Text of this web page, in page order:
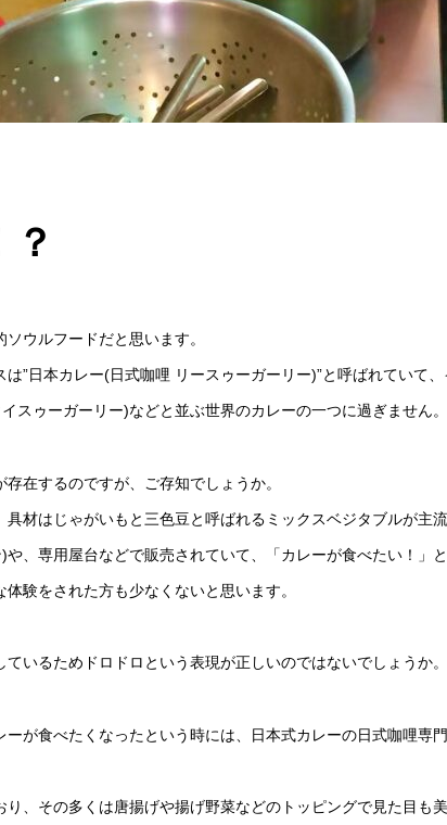
ウルフードだと思います。
”日本カレー(日式咖哩 リースゥーガーリー)”と呼ばれていて、
スゥーガーリー)などと並ぶ世界のカレーの一つに過ぎません。
在するのですが、ご存知でしょうか。
材はじゃがいもと三色豆と呼ばれるミックスベジタブルが主流
、専用屋台などで販売されていて、「カレーが食べたい！」
験をされた方も少なくないと思います。
いるためドロドロという表現が正しいのではないでしょうか。
が食べたくなったという時には、日本式カレーの日式咖哩専
、その多くは唐揚げや揚げ野菜などのトッピングで見た目も